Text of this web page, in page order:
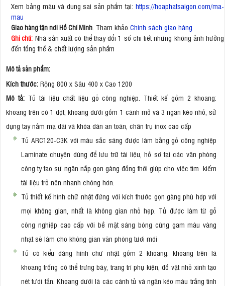
Xem bảng màu và dung sai sản phẩm tại: https://hoaphatsaigon.com/ma-
mau
Giao hàng tận nơi Hồ Chí Minh . Tham khảo Chính sách giao hàng
Ghi chú: Nhà sản xuất có thể thay đổi 1 số chi tiết nhưng không ảnh hưởng
đến tổng thể & chất lượng sản phẩm
Mô tả sản phẩm:
Kích thước: Rộng 800 x Sâu 400 x Cao 1200
Mô tả:Tủ tài liệu chất liệu gỗ công nghiệp. Thiết kế gồm 2 khoang:
khoang trên có 1 đợt, khoang dưới gồm 1 cánh mở và 3 ngăn kéo nhỏ, sử
dụng tay nắm mạ dài và khóa dàn an toàn, chân trụ inox cao cấp
Tủ ARC120-C3K với màu sắc sáng được làm bằng gỗ công nghiệp
Laminate chuyên dùng để lưu trữ tài liệu, hồ sơ tại các văn phòng
công ty tạo sự ngăn nắp gọn gàng đồng thời giúp cho việc tìm kiếm
tài liệu trở nên nhanh chóng hơn.
Tủ thiết kế hình chữ nhật đứng với kích thước gọn gàng phù hợp với
mọi không gian, nhất là không gian nhỏ hẹp. Tủ được làm từ gỗ
công nghiệp cao cấp với bề mặt sáng bóng cùng gam màu vàng
nhạt sẽ làm cho không gian văn phòng tươi mới
Tủ có kiểu dáng hình chữ nhật gồm 2 khoang: khoang trên là
khoang trống có thể trưng bày, trang trí phụ kiện, đồ vật nhỏ xinh tạo
nét tươi tắn. Khoang dưới là các cánh tủ và ngăn kéo màu trắng tinh